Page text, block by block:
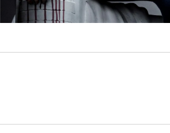
wiekXVIII wiek